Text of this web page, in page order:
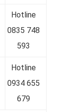
Hotline
0835 748
593
Hotline
0934 655
679